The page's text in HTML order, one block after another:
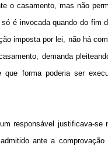
o casamento, mas não
é invocada quando do fim
imposta por lei, não há
demanda
forma poderia ser
responsável justificava-
ante a